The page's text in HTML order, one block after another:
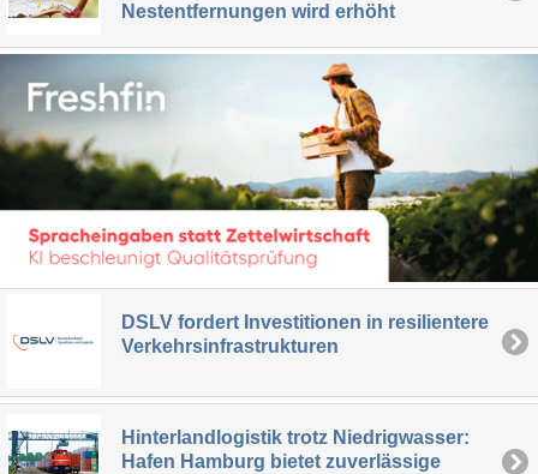
Nestentfernungen wird erhöht
DSLV fordert Investitionen in resilientere
Verkehrsinfrastrukturen
Hinterlandlogistik trotz Niedrigwasser:
Hafen Hamburg bietet zuverlässige